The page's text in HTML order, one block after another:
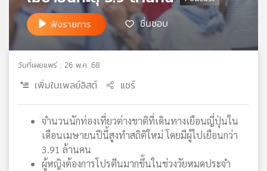
ไทย
บี
เอส
ฟังรายการ ชื่นชอบ
วันที่เผยแพร่ : 26 พ.ค. 68
เพิ่มในเพลย์ลิสต์ แชร์
จำนวนนักท่องเที่ยวต่างชาติที่เดินทางเยือนญี่ปุ่นใน
เดือนเมษายนปีนี้สูงทำสถิติใหม่ โดยมีผู้ไปเยือนกว่า
3.91 ล้านคน
ผู้หญิงต้องการโปรตีนมากขึ้นในช่วงวัยหมดประจำ